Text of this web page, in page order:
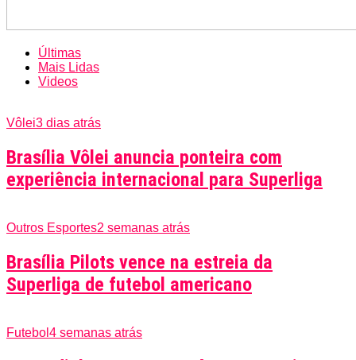
Últimas
Mais Lidas
Videos
Vôlei3 dias atrás
Brasília Vôlei anuncia ponteira com
experiência internacional para Superliga
Outros Esportes2 semanas atrás
Brasília Pilots vence na estreia da
Superliga de futebol americano
Futebol 4 semanas atrás